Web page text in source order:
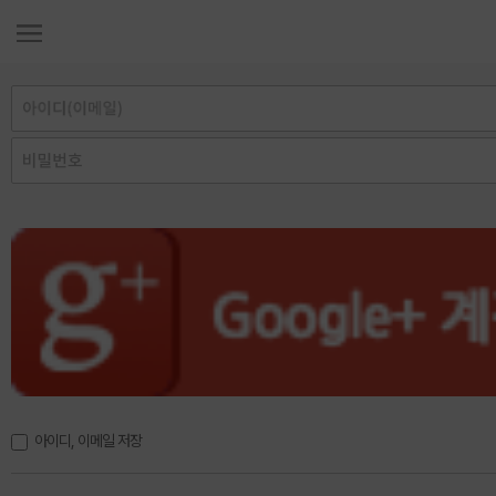
아이디, 이메일 저장